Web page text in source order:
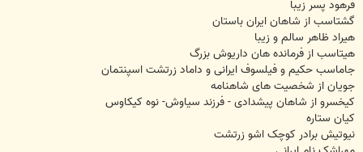
فرهود پسر زیبا
گشتاسب از شاهان ایران باستان
هیراد ظاهر سالم و زیبا
هیتاسب از فرمانده هان داریوش بزرگ
جاماسب حکیم و فیلسوف ایرانی و داماد زرتشت اسپنتمان
جویان از شخصیت های شاهنامه
کیخسرو از شاهان پیشدادی - فرزند سیاوش- نوه کیکاوس
کیان ستاره
نيوتيش برادر کوچک اشو زرتشت